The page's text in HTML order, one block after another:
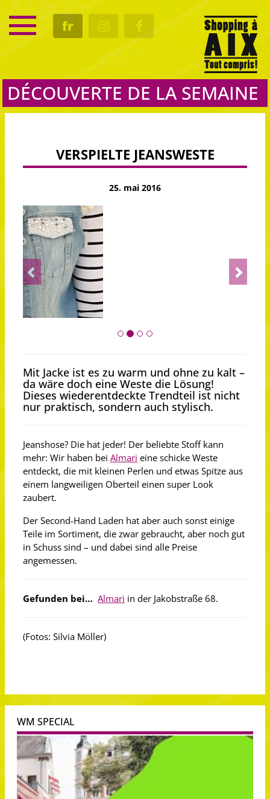
fr
SERVICE
RENDEZ-VOUS
DÉCOUVERTE DE LA SEMAINE
VERSPIELTE JEANSWESTE
25. mai 2016
Previous Next
Mit Jacke ist es zu warm und ohne zu kalt –
da wäre doch eine Weste die Lösung!
Dieses wiederentdeckte Trendteil ist nicht
nur praktisch, sondern auch stylisch.
Jeanshose? Die hat jeder! Der beliebte Stoff kann
mehr: Wir haben bei Almari eine schicke Weste
entdeckt, die mit kleinen Perlen und etwas Spitze aus
einem langweiligen Oberteil einen super Look
zaubert.
Der Second-Hand Laden hat aber auch sonst einige
Teile im Sortiment, die zwar gebraucht, aber noch gut
in Schuss sind – und dabei sind alle Preise
angemessen.
Gefunden bei… Almari in der Jakobstraße 68.
(Fotos: Silvia Möller)
WM SPECIAL